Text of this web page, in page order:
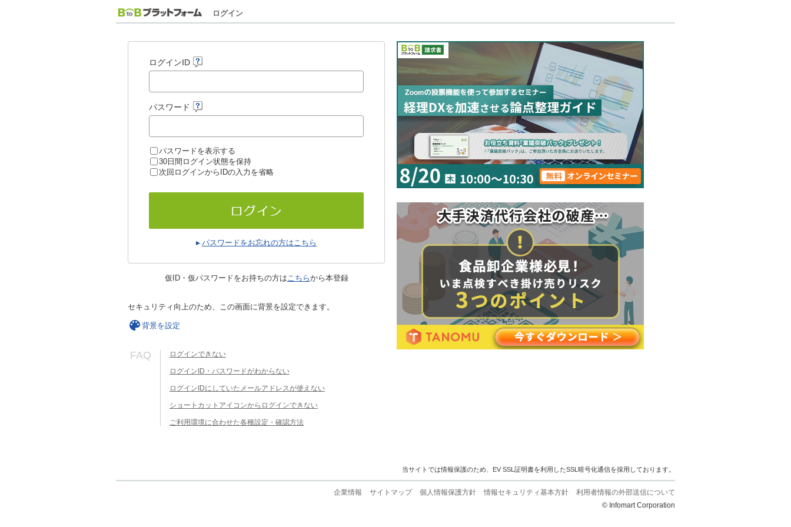
ログイン
ログインID
パスワード
パスワードを表示する
30日間ログイン状態を保持
次回ログインからIDの入力を省略
パスワードをお忘れの方はこちら
仮ID・仮パスワードをお持ちの方はこちらから本登録
セキュリティ向上のため、この画面に背景を設定できます。
背景を設定
FAQ ログインできない
ログインID・パスワードがわからない
ログインIDにしていたメールアドレスが使えない
ショートカットアイコンからログインできない
ご利用環境に合わせた各種設定・確認方法
当サイトでは情報保護のため、EV SSL証明書を利用したSSL暗号化通信を採用しております。
企業情報 サイトマップ 個人情報保護方針 情報セキュリティ基本方針
利用者情報の外部送信について
© Infomart Corporation